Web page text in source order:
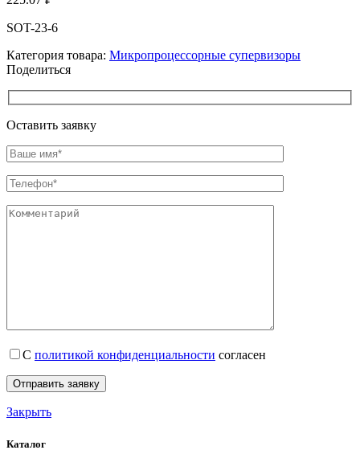
SOT-23-6
Категория товара: Микропроцессорные супервизоры
Поделиться
Оставить заявку
С политикой конфиденциальности согласен
Закрыть
Каталог